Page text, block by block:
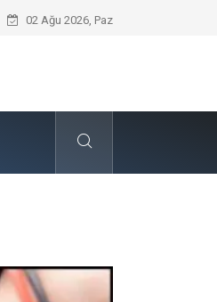
Seat Yedek Parça Dünyasında Kalite
02 Ağu 2026, Paz